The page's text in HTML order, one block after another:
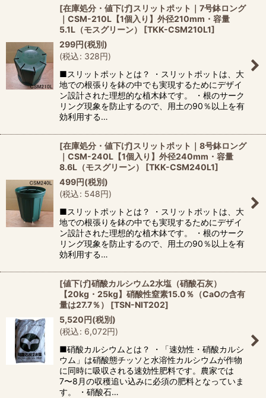
[在庫処分・値下げ]スリットポット｜7号鉢ロング
｜CSM-210L【1個入り】外径210mm・容量
5.1L（モスグリーン）
[TKK-CSM210L1]
299円(税別)
(税込: 328円)
■スリットポットとは？ ・スリットポットは、大
地での根張りを鉢の中でも実現するためにデザイ
ン設計された理想的な植木鉢です。 ・根のサーク
リング現象を防止するので、用土の90％以上を有
効利用する…
[在庫処分・値下げ]スリットポット｜8号鉢ロング
｜CSM-240L【1個入り】外径240mm・容量
8.6L（モスグリーン）
[TKK-CSM240L1]
499円(税別)
(税込: 548円)
■スリットポットとは？ ・スリットポットは、大
地での根張りを鉢の中でも実現するためにデザイ
ン設計された理想的な植木鉢です。 ・根のサーク
リング現象を防止するので、用土の90％以上を有
効利用する…
[値下げ]硝酸カルシウム2水塩（硝酸石灰）
【20kg・25kg】硝酸性窒素15.0％（CaOの含有
量は27.7％）
[TSN-NIT202]
5,520円(税別)
(税込: 6,072円)
■硝酸カルシウムとは？ ・「速効性・硝酸カルシ
ウム」は硝酸態チッソと水溶性カルシウムが作物
に同時に吸収される速効性肥料です。農家では
7〜8月の収穫追い込みに必須の肥料となっていま
す。 ・硝酸石…